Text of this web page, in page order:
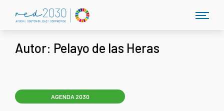
Autor: Pelayo de las Heras
AGENDA 2030